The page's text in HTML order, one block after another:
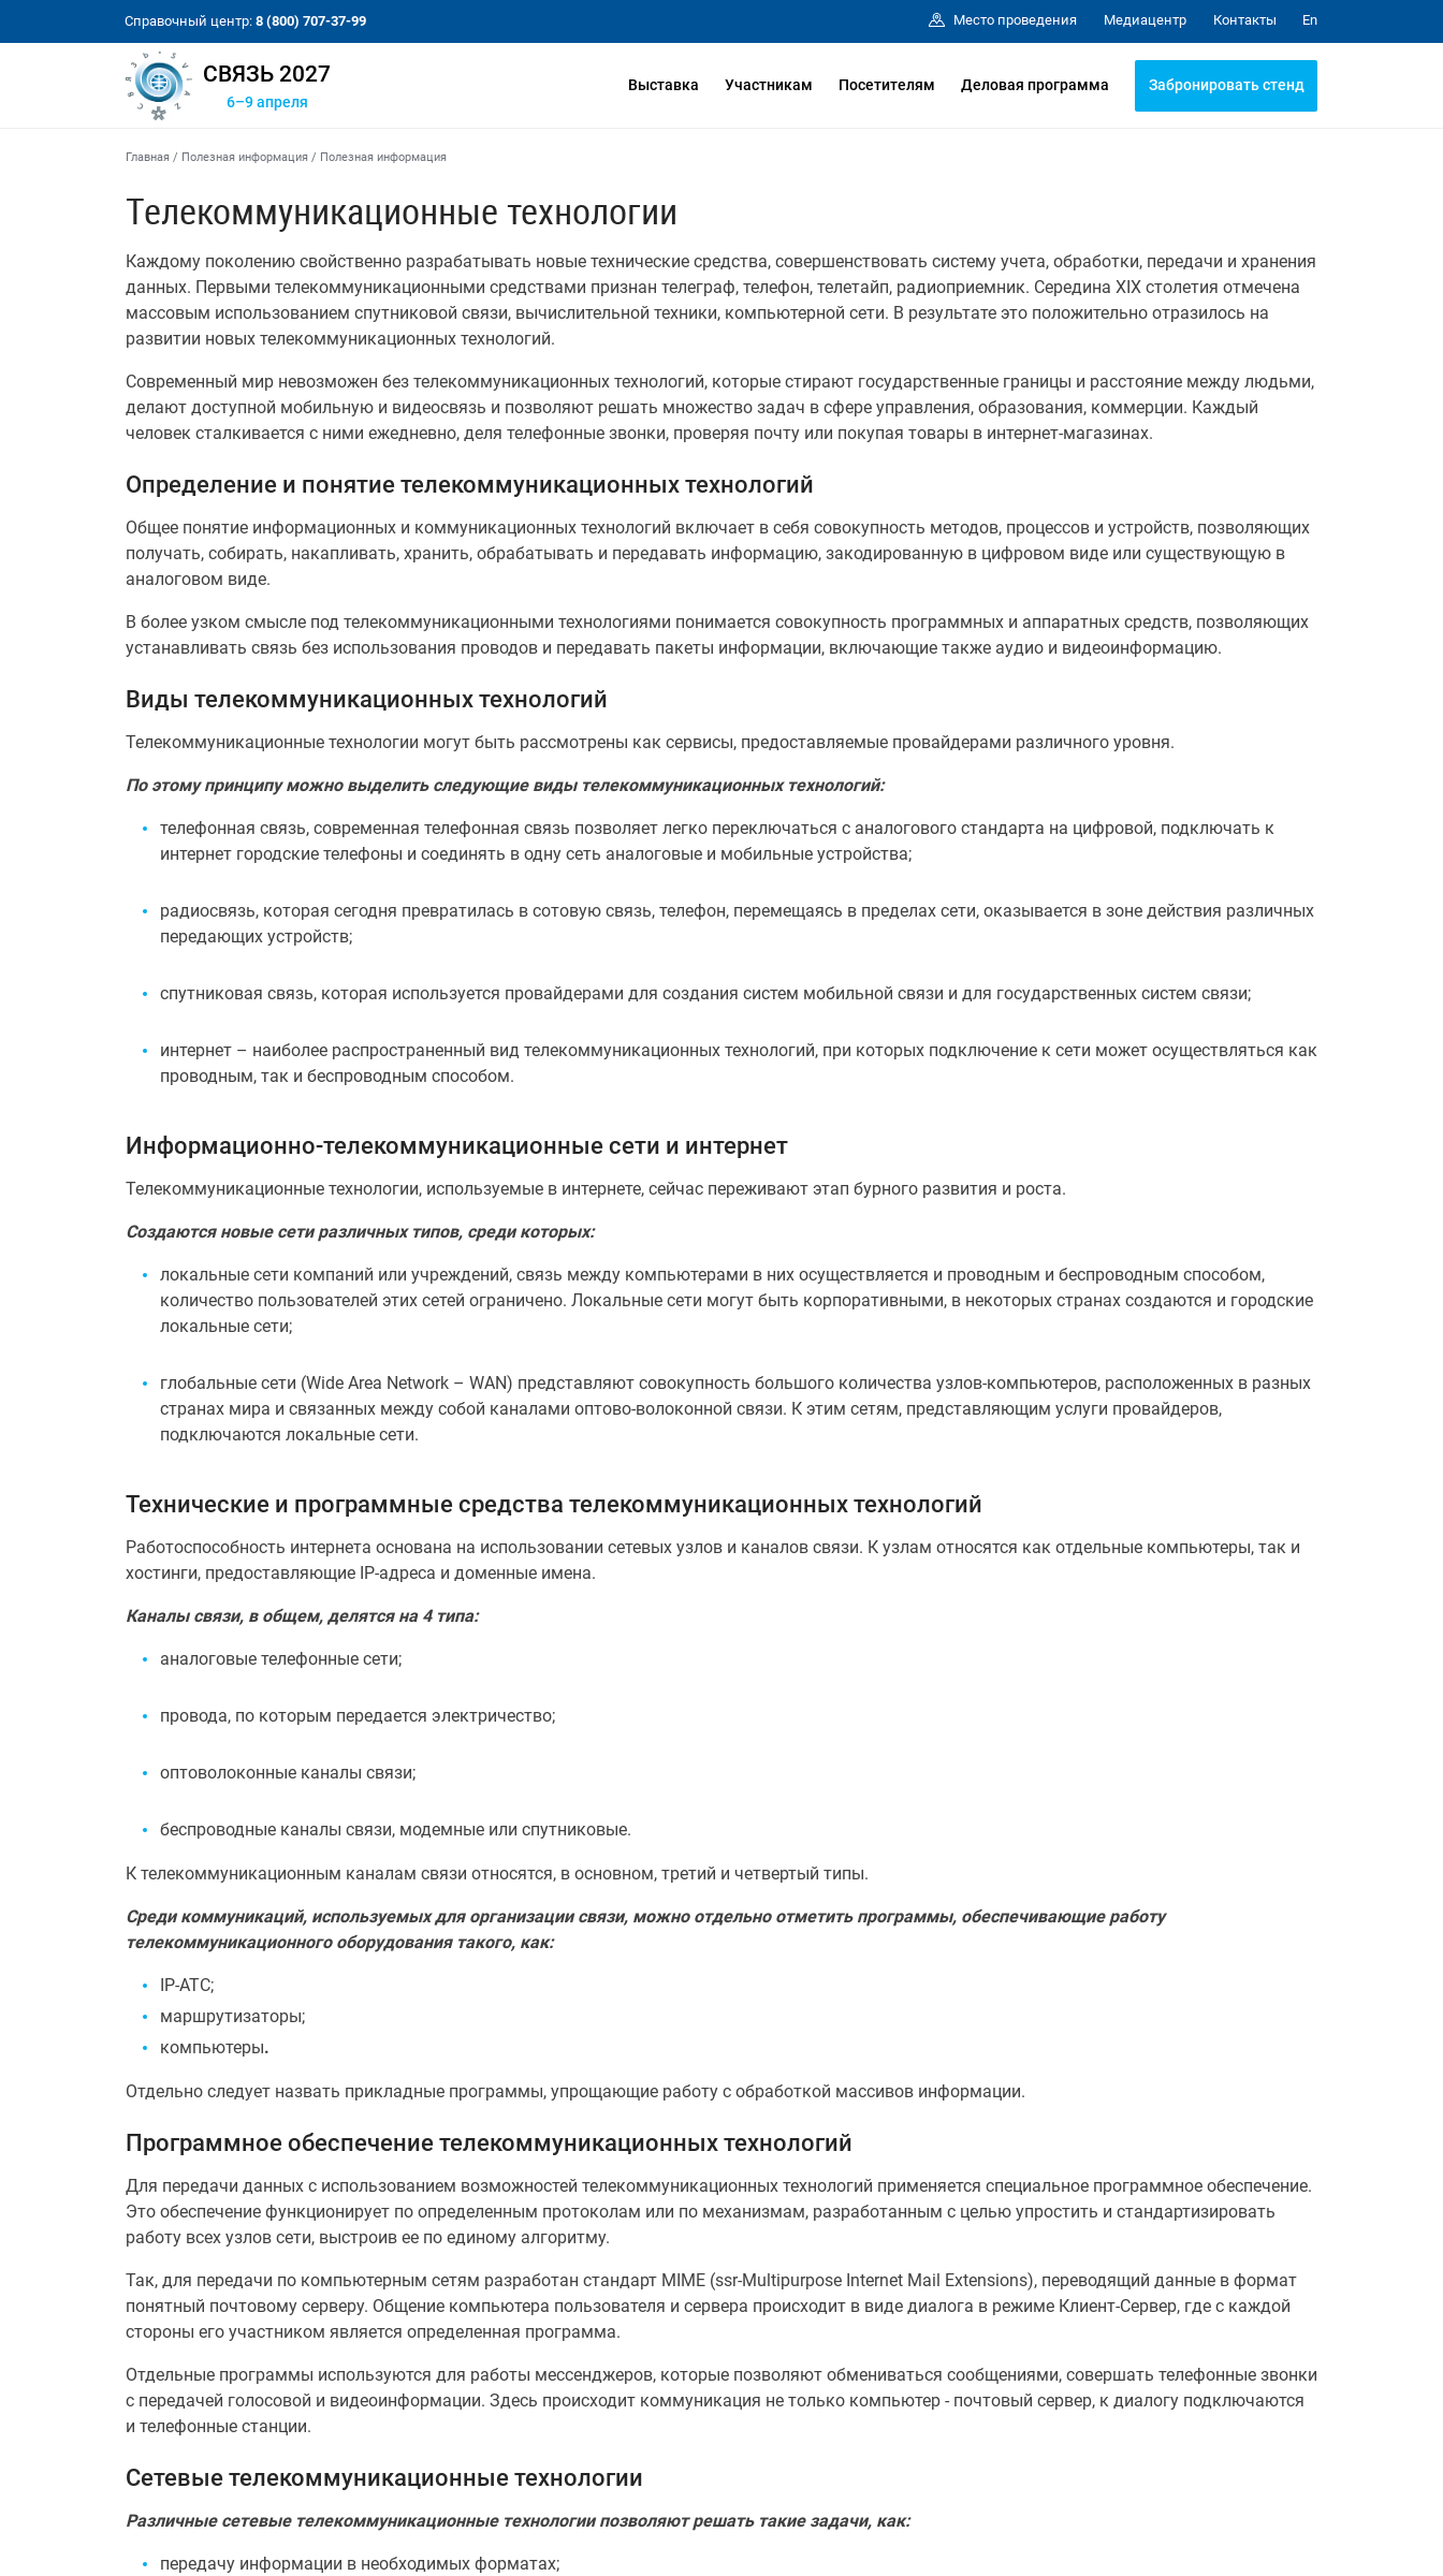
Справочный центр: 8 (800) 707-37-99 Место проведения Медиацентр Контакты En
СВЯЗЬ 2027
6–9 апреля
Выставка Участникам Посетителям Деловая программа Забронировать стенд
Главная / Полезная информация / Полезная информация
Телекоммуникационные технологии
Каждому поколению свойственно разрабатывать новые технические средства, совершенствовать систему учета, обработки, передачи и хранения
данных. Первыми телекоммуникационными средствами признан телеграф, телефон, телетайп, радиоприемник. Середина XIX столетия отмечена
массовым использованием спутниковой связи, вычислительной техники, компьютерной сети. В результате это положительно отразилось на
развитии новых телекоммуникационных технологий.
Современный мир невозможен без телекоммуникационных технологий, которые стирают государственные границы и расстояние между людьми,
делают доступной мобильную и видеосвязь и позволяют решать множество задач в сфере управления, образования, коммерции. Каждый
человек сталкивается с ними ежедневно, деля телефонные звонки, проверяя почту или покупая товары в интернет-магазинах.
Определение и понятие телекоммуникационных технологий
Общее понятие информационных и коммуникационных технологий включает в себя совокупность методов, процессов и устройств, позволяющих
получать, собирать, накапливать, хранить, обрабатывать и передавать информацию, закодированную в цифровом виде или существующую в
аналоговом виде.
В более узком смысле под телекоммуникационными технологиями понимается совокупность программных и аппаратных средств, позволяющих
устанавливать связь без использования проводов и передавать пакеты информации, включающие также аудио и видеоинформацию.
Виды телекоммуникационных технологий
Телекоммуникационные технологии могут быть рассмотрены как сервисы, предоставляемые провайдерами различного уровня.
По этому принципу можно выделить следующие виды телекоммуникационных технологий:
телефонная связь, современная телефонная связь позволяет легко переключаться с аналогового стандарта на цифровой, подключать к
интернет городские телефоны и соединять в одну сеть аналоговые и мобильные устройства;
радиосвязь, которая сегодня превратилась в сотовую связь, телефон, перемещаясь в пределах сети, оказывается в зоне действия различных
передающих устройств;
спутниковая связь, которая используется провайдерами для создания систем мобильной связи и для государственных систем связи;
интернет – наиболее распространенный вид телекоммуникационных технологий, при которых подключение к сети может осуществляться как
проводным, так и беспроводным способом.
Информационно-телекоммуникационные сети и интернет
Телекоммуникационные технологии, используемые в интернете, сейчас переживают этап бурного развития и роста.
Создаются новые сети различных типов, среди которых:
локальные сети компаний или учреждений, связь между компьютерами в них осуществляется и проводным и беспроводным способом,
количество пользователей этих сетей ограничено. Локальные сети могут быть корпоративными, в некоторых странах создаются и городские
локальные сети;
глобальные сети (Wide Area Network – WAN) представляют совокупность большого количества узлов-компьютеров, расположенных в разных
странах мира и связанных между собой каналами оптово-волоконной связи. К этим сетям, представляющим услуги провайдеров,
подключаются локальные сети.
Технические и программные средства телекоммуникационных технологий
Работоспособность интернета основана на использовании сетевых узлов и каналов связи. К узлам относятся как отдельные компьютеры, так и
хостинги, предоставляющие IP-адреса и доменные имена.
Каналы связи, в общем, делятся на 4 типа:
аналоговые телефонные сети;
провода, по которым передается электричество;
оптоволоконные каналы связи;
беспроводные каналы связи, модемные или спутниковые.
К телекоммуникационным каналам связи относятся, в основном, третий и четвертый типы.
Среди коммуникаций, используемых для организации связи, можно отдельно отметить программы, обеспечивающие работу
телекоммуникационного оборудования такого, как:
IP-АТС;
маршрутизаторы;
компьютеры.
Отдельно следует назвать прикладные программы, упрощающие работу с обработкой массивов информации.
Программное обеспечение телекоммуникационных технологий
Для передачи данных с использованием возможностей телекоммуникационных технологий применяется специальное программное обеспечение.
Это обеспечение функционирует по определенным протоколам или по механизмам, разработанным с целью упростить и стандартизировать
работу всех узлов сети, выстроив ее по единому алгоритму.
Так, для передачи по компьютерным сетям разработан стандарт MIME (ssr-Multipurpose Internet Mail Extensions), переводящий данные в формат
понятный почтовому серверу. Общение компьютера пользователя и сервера происходит в виде диалога в режиме Клиент-Сервер, где с каждой
стороны его участником является определенная программа.
Отдельные программы используются для работы мессенджеров, которые позволяют обмениваться сообщениями, совершать телефонные звонки
с передачей голосовой и видеоинформации. Здесь происходит коммуникация не только компьютер - почтовый сервер, к диалогу подключаются
и телефонные станции.
Сетевые телекоммуникационные технологии
Различные сетевые телекоммуникационные технологии позволяют решать такие задачи, как:
передачу информации в необходимых форматах;